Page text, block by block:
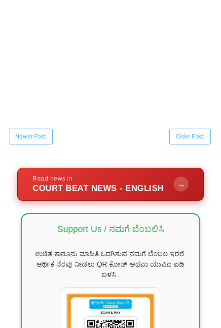
Newer Post Older Post
Read news in
COURT BEAT NEWS - ENGLISH →
Support Us / ನಮಗೆ ಬೆಂಬಲಿಸಿ
ಉಚಿತ ಕಾನೂನು ಮಾಹಿತಿ ಒದಗಿಸುವ ನಮಗೆ ಬೆಂಬಲ ಇರಲಿ.
ಆರ್ಥಿಕ ನೆರವು ನೀಡಲು QR ಕೋಡ್ ಅಥವಾ ಯುಪಿಐ ಐಡಿ
ಬಳಸಿ .